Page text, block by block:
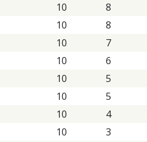
10 8
10 8
10 7
10 6
10 5
10 5
10 4
10 3